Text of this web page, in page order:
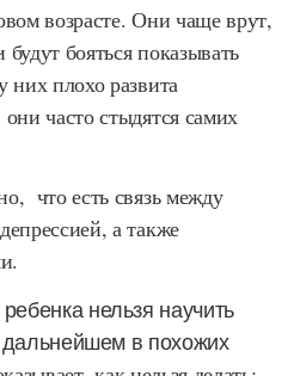
возрасте. Они чаще врут,
бояться показывать
плохо развита
часто стыдятся самих
что есть связь между
а также
нельзя научить
дальнейшем в похожих